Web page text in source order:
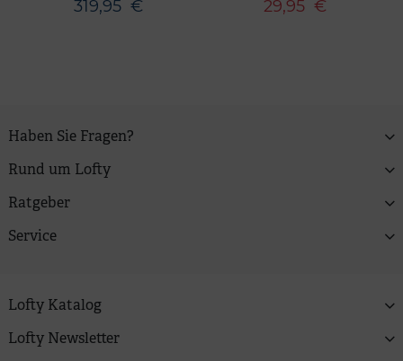
319,95 € 29,95 €
Haben Sie Fragen?
Rund um Lofty
Ratgeber
Service
Lofty Katalog
Lofty Newsletter